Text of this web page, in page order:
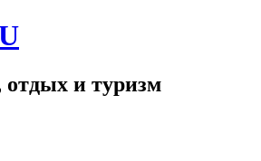
и туризм